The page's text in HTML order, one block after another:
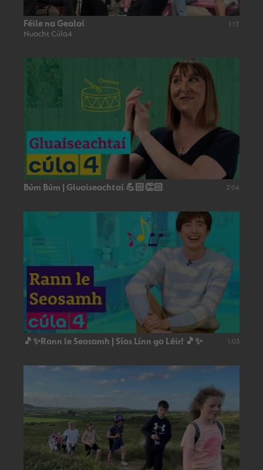
Féile na Gealaí
Nuacht Cúla4
1:17
Búm Búm | Gluaiseachtaí 💪🏻👏🏻 2:04
🎵✨Rann le Seosamh | Síos Linn go Léir! 🎵✨ 1:03